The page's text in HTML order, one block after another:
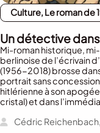
Culture, Le roman de
Un détective
Mi-roman historique,
berlinoise de l’écrivain
(1956-2018) brosse
portrait sans
hitlérienne à son
cristal) et dans
Cédric